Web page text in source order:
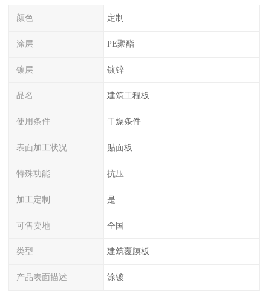
颜色 定制
涂层 PE聚酯
镀层 镀锌
品名 建筑工程板
使用条件 干燥条件
表面加工状况 贴面板
特殊功能 抗压
加工定制 是
可售卖地 全国
类型 建筑覆膜板
产品表面描述 涂镀